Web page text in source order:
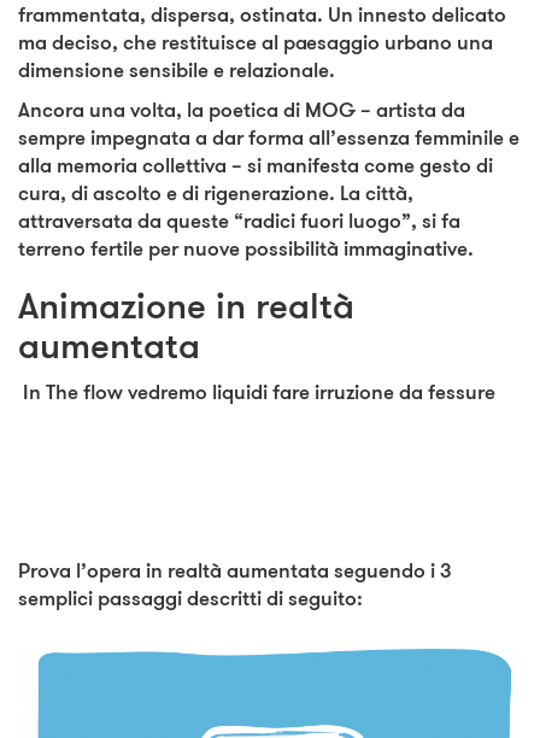
frammentata, dispersa, ostinata. Un innesto delicato
ma deciso, che restituisce al paesaggio urbano una
dimensione sensibile e relazionale.
Ancora una volta, la poetica di MOG – artista da
sempre impegnata a dar forma all’essenza femminile e
alla memoria collettiva – si manifesta come gesto di
cura, di ascolto e di rigenerazione. La città,
attraversata da queste “radici fuori luogo”, si fa
terreno fertile per nuove possibilità immaginative.
Animazione in realtà
aumentata
In The flow vedremo liquidi fare irruzione da fessure
Prova l’opera in realtà aumentata seguendo i 3
semplici passaggi descritti di seguito: